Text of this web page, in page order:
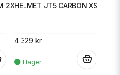
2XHELMET JT5 CARBON XS
4 329 kr